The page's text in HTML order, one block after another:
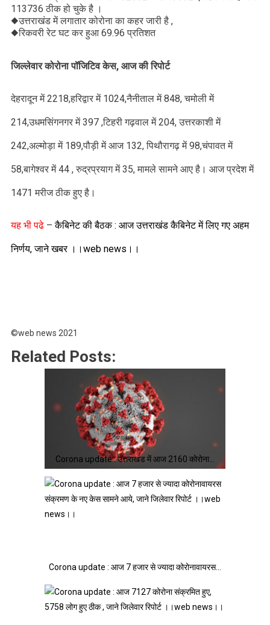
113736 ठीक हो चुके है ।
◆उत्तराखंड में लगातार कोरोना का कहर जारी है ,
◆रिकवरी रेट घट कर हुआ 69.96 प्रतिशत
जिल्लेवार कोरोना पॉजिटिव केस, आज की रिपोर्ट
देहरादून में 2218,हरिद्वार में 1024,नैनीताल में 848, चमोली में
214,उधमसिंगनगर में 397 ,टिहरी गढ़वाल में 204, उत्तरकाशी में
242,अल्मोड़ा में 189,पौड़ी में आज 132, पिथौरागढ़ में 98,चंपावत में
58,बागेश्वर में 44 , रुद्रप्रयाग में 35, मामले सामने आए है। आज प्रदेश में
1471 मरीज ठीक हुए है।
यह भी पढे –कैबिनेट की बैठक : आज उत्तराखंड कैबिनेट में लिए गए अहम
निर्णय, जाने खबर ।।web news।।
©web news 2021
Related Posts:
Corona update : उत्तराखंड में आज 2160 कोरोना…
Corona update : आज 7 हजार से ज्यादा कोरोनावायरस…